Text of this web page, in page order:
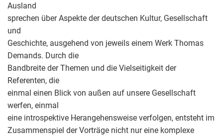
Ausland
sprechen über Aspekte der deutschen Kultur, Gesellschaft
und
Geschichte, ausgehend von jeweils einem Werk Thomas
Demands. Durch die
Bandbreite der Themen und die Vielseitigkeit der
Referenten, die
einmal einen Blick von außen auf unsere Gesellschaft
werfen, einmal
eine introspektive Herangehensweise verfolgen, entsteht im
Zusammenspiel der Vorträge nicht nur eine komplexe